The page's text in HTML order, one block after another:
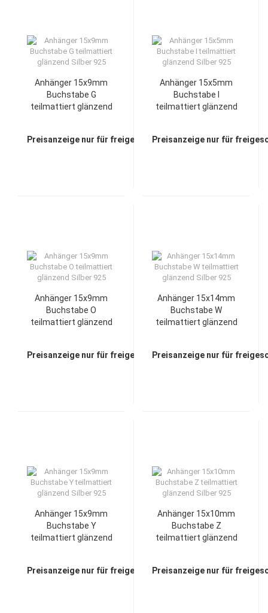
Anhänger 15x9mm
Buchstabe G
teilmattiert glänzend
Preisanzeige nur für freigeschaltete Kunden
Anhänger 15x5mm
Buchstabe I
teilmattiert glänzend
Preisanzeige nur für
Anhänger 15x9mm
Buchstabe O
teilmattiert glänzend
Preisanzeige nur für freigeschaltete Kunden
Anhänger 15x14mm
Buchstabe W
teilmattiert glänzend
Preisanzeige nur für
Anhänger 15x9mm
Buchstabe Y
teilmattiert glänzend
Preisanzeige nur für freigeschaltete Kunden
Anhänger 15x10mm
Buchstabe Z
teilmattiert glänzend
Preisanzeige nur für